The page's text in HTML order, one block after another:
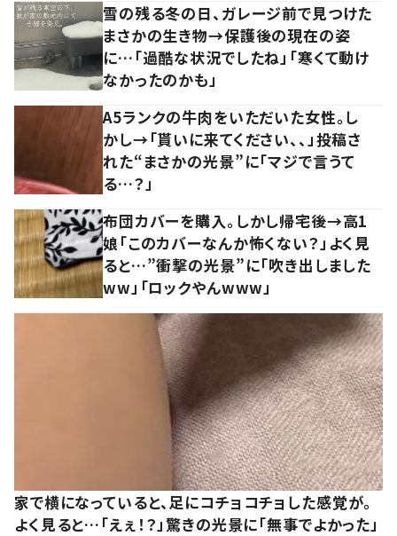
雪の残る冬の日、ガレージ前で見つけた
まさかの生き物→保護後の現在の姿
に…「過酷な状況でしたね」「寒くて動け
なかったのかも」
A5ランクの牛肉をいただいた女性。し
かし→「貰いに来てください、、」投稿さ
れた“まさかの光景”に「マジで言うて
る…？」
布団カバーを購入。しかし帰宅後→高1
娘「このカバーなんか怖くない？」よく見
ると…”衝撃の光景”に「吹き出しました
ww」「ロックやんwww」
家で横になっていると、足にコチョコチョした感覚が。
よく見ると…「えぇ！？」驚きの光景に「無事でよかった」